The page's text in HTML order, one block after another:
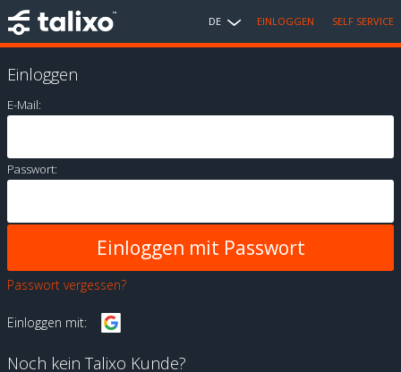
DE EINLOGGEN SELF SERVICE
Einloggen
E-Mail:
Passwort:
Passwort vergessen?
Einloggen mit:
Noch kein Talixo Kunde?